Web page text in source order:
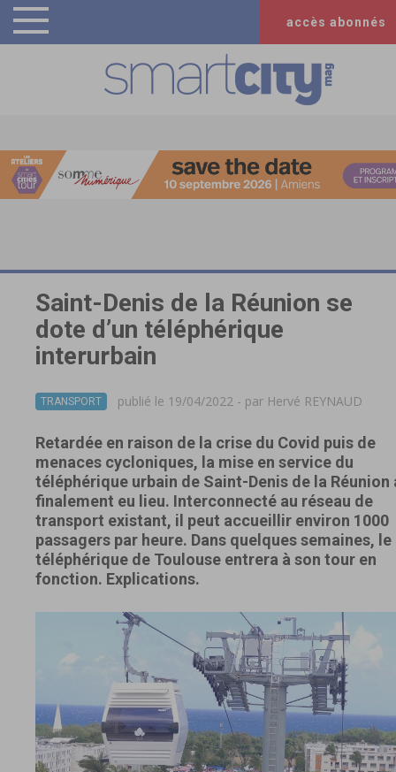
accès abonnés
Saint-Denis de la Réunion se
dote d’un téléphérique
interurbain
TRANSPORT publié le 19/04/2022 - par Hervé REYNAUD
Retardée en raison de la crise du Covid puis de
menaces cycloniques, la mise en service du
téléphérique urbain de Saint-Denis de la Réunion
finalement eu lieu. Interconnecté au réseau de
transport existant, il peut accueillir environ 1000
passagers par heure. Dans quelques semaines, le
téléphérique de Toulouse entrera à son tour en
fonction. Explications.